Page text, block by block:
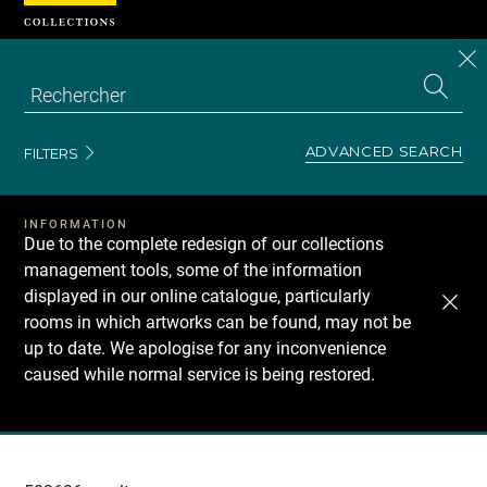
FILTERS ADVANCED SEARCH
INFORMATION
Due to the complete redesign of our collections
management tools, some of the information
displayed in our online catalogue, particularly
rooms in which artworks can be found, may not be
up to date. We apologise for any inconvenience
caused while normal service is being restored.
Recherche
Cookies management panel